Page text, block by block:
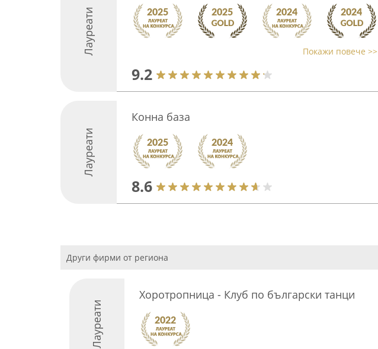
Лауреати Покажи повече >>
9.2
Лауреати
Конна база
8.6
Други фирми от региона
Лауреати
Хоротропница - Клуб по български танци